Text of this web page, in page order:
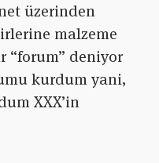
üzerinden
malzeme
“forum” deniyor
kurdum yani,
XXX’in